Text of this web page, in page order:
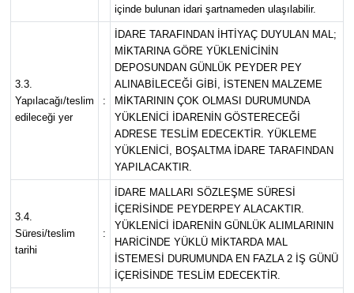
içinde bulunan idari şartnameden ulaşılabilir.
3.3.
Yapılacağı/teslim
edileceği yer
:
İDARE TARAFINDAN İHTİYAÇ DUYULAN MAL;
MİKTARINA GÖRE YÜKLENİCİNİN
DEPOSUNDAN GÜNLÜK PEYDER PEY
ALINABİLECEĞİ GİBİ, İSTENEN MALZEME
MİKTARININ ÇOK OLMASI DURUMUNDA
YÜKLENİCİ İDARENİN GÖSTERECEĞİ
ADRESE TESLİM EDECEKTİR. YÜKLEME
YÜKLENİCİ, BOŞALTMA İDARE TARAFINDAN
YAPILACAKTIR.
3.4.
Süresi/teslim
tarihi
:
İDARE MALLARI SÖZLEŞME SÜRESİ
İÇERİSİNDE PEYDERPEY ALACAKTIR.
YÜKLENİCİ İDARENİN GÜNLÜK ALIMLARININ
HARİCİNDE YÜKLÜ MİKTARDA MAL
İSTEMESİ DURUMUNDA EN FAZLA 2 İŞ GÜNÜ
İÇERİSİNDE TESLİM EDECEKTİR.